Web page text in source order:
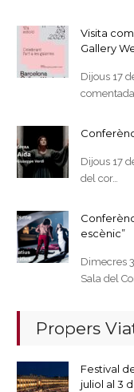
Visita
Gallery
Dijous 17
Dijous 17
del cor…
escènic”
Dimecres
Sala del
Propers
Festival
juliol al 3